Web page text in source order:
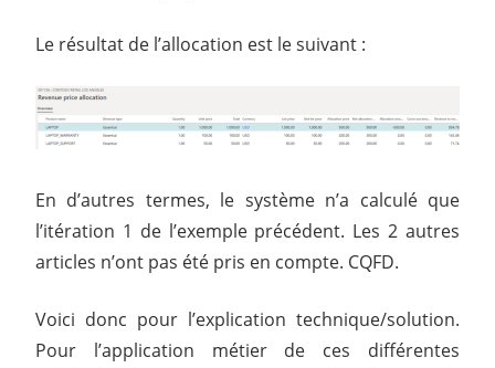
Le résultat de l’allocation est le suivant :
En d’autres termes, le système n’a calculé que
l’itération 1 de l’exemple précédent. Les 2 autres
articles n’ont pas été pris en compte. CQFD.
Voici donc pour l’explication technique/solution.
Pour l’application métier de ces différentes